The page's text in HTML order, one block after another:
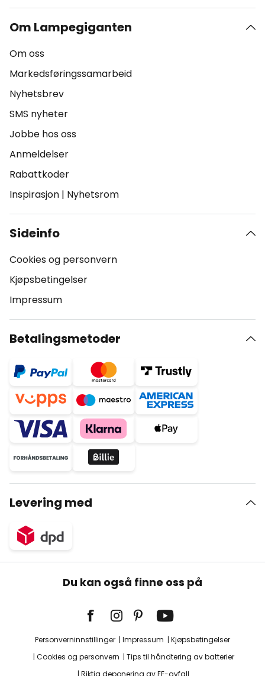
Om Lampegiganten
Om oss
Markedsføringssamarbeid
Nyhetsbrev
SMS nyheter
Jobbe hos oss
Anmeldelser
Rabattkoder
Inspirasjon | Nyhetsrom
Sideinfo
Cookies og personvern
Kjøpsbetingelser
Impressum
Betalingsmetoder
Levering med
Du kan også finne oss på
Personverninnstillinger Impressum
Kjøpsbetingelser
Cookies og personvern
Tips til håndtering av batterier
Riktig deponering av EE-avfall